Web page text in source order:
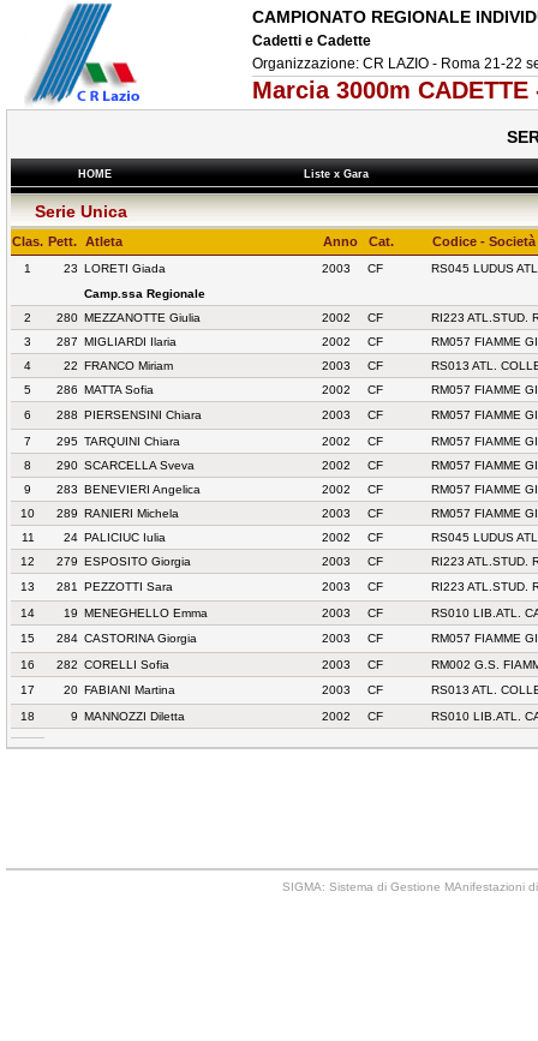
CAMPIONATO REGIONALE
Cadetti e Cadette
Organizzazione: CR LAZIO - Roma 21-22
Marcia 3000m CADETTE
HOME Liste x Gara
Serie Unica
Clas. Pett. Atleta Anno Cat. Codice - Società
1 23 LORETI Giada 2003 CF
RS045 LUDUS
Camp.ssa Regionale
2
280 MEZZANOTTE Giulia 2002 CF
RI223 ATL.STUD.
3
287 MIGLIARDI Ilaria 2002 CF
RM057 FIAMME
4
22 FRANCO Miriam 2003 CF
RS013 ATL.
5
286 MATTA Sofia 2002 CF
RM057 FIAMME
6
288 PIERSENSINI Chiara 2003 CF
RM057 FIAMME
7
295 TARQUINI Chiara 2002 CF
RM057 FIAMME
8
290 SCARCELLA Sveva 2002 CF
RM057 FIAMME
9
283 BENEVIERI Angelica 2002 CF
RM057 FIAMME
10
289 RANIERI Michela 2003 CF
RM057 FIAMME
11
24 PALICIUC Iulia 2002 CF
RS045 LUDUS
12
279 ESPOSITO Giorgia 2003 CF
RI223 ATL.STUD.
13
281 PEZZOTTI Sara 2003 CF
RI223 ATL.STUD.
14
19 MENEGHELLO Emma 2003 CF
RS010 LIB.ATL.
15
284 CASTORINA Giorgia 2003 CF
RM057 FIAMME
16
282 CORELLI Sofia 2003 CF
RM002 G.S.
17
20 FABIANI Martina 2003 CF
RS013 ATL.
18
9 MANNOZZI Diletta 2002 CF RS010 LIB.ATL.
SIGMA: Sistema di Gestione MAnifestazioni